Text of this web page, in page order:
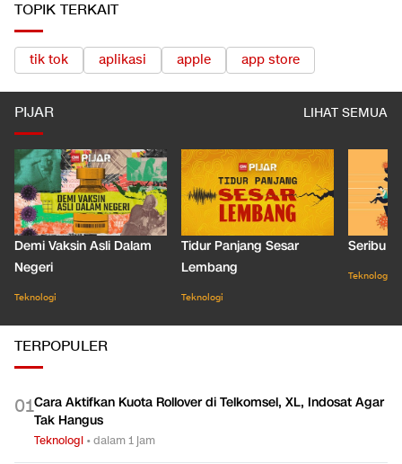
TOPIK TERKAIT
tik tok aplikasi apple app store
PIJAR LIHAT SEMUA
Demi Vaksin Asli Dalam
Negeri
Teknologi
Tidur Panjang Sesar
Lembang
Teknologi
Seribu
Teknologi
TERPOPULER
01Cara Aktifkan Kuota Rollover di Telkomsel, XL, Indosat Agar
Tak Hangus
Teknologi •dalam 1 jam